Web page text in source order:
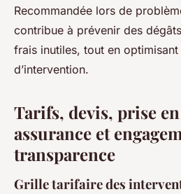
Recommandée lors de
contribue à prévenir des
frais inutiles, tout en
d’intervention.
Tarifs, devis, prise
assurance et
transparence
Grille tarifaire des